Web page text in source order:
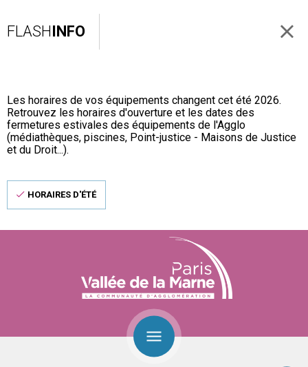
FLASHINFO
Les horaires de vos équipements changent cet été 2026.
Retrouvez les horaires d'ouverture et les dates des
fermetures estivales des équipements de l'Agglo
(médiathèques, piscines, Point-justice - Maisons de Justice
et du Droit...).
HORAIRES D'ÉTÉ